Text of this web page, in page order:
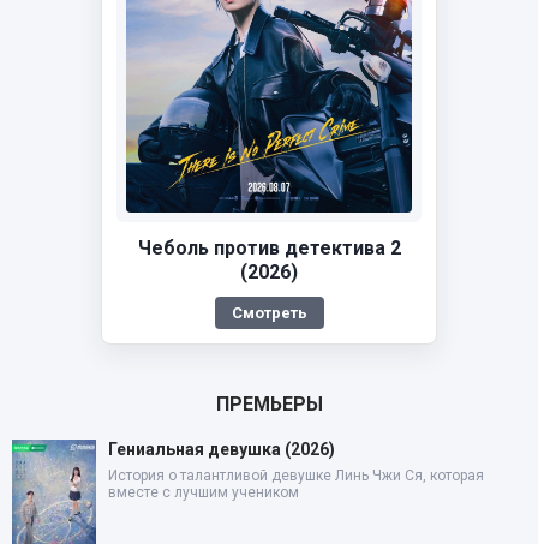
Чеболь против детектива 2
(2026)
Смотреть
ПРЕМЬЕРЫ
Гениальная девушка (2026)
История о талантливой девушке Линь Чжи Ся, которая
вместе с лучшим учеником